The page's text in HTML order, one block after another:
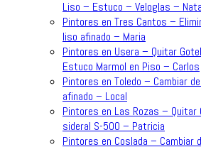
Liso – Estuco – Veloglas –
Pintores en Tres Cantos –
liso afinado – Maria
Pintores en Usera – Quitar
Estuco Marmol en Piso – Carlos
Pintores en Toledo – Cambiar
afinado – Local
Pintores en Las Rozas –
sideral S-500 – Patricia
Pintores en Coslada – Cambiar